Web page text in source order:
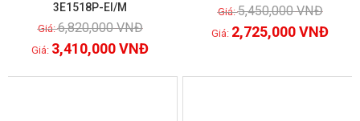
Xem chi tiết
3E1518P-EI/M
6,820,000VNĐ
3,410,000VNĐ
Xem chi tiết
5,450,000VNĐ
2,725,000VNĐ